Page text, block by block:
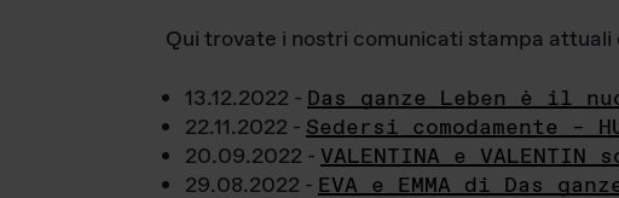
Qui trovate i nostri comunicati stampa attuali
13.12.2022 - Das ganze Leben è il
22.11.2022 - Sedersi comodamente –
20.09.2022 - VALENTINA e
29.08.2022 - EVA e EMMA di Das